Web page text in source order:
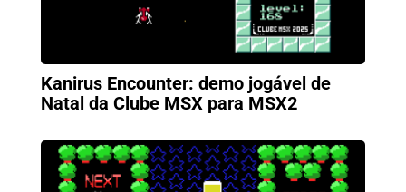
Kanirus Encounter: demo jogável de
Natal da Clube MSX para MSX2